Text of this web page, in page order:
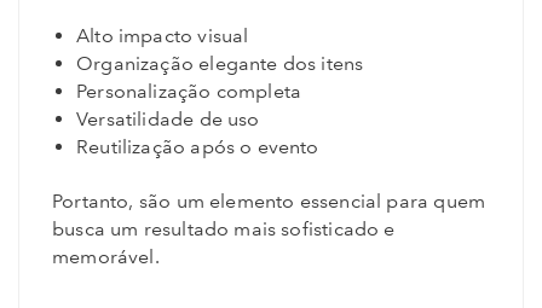
Alto impacto visual
Organização elegante dos itens
Personalização completa
Versatilidade de uso
Reutilização após o evento
Portanto, são um elemento essencial para quem
busca um resultado mais sofisticado e
memorável.